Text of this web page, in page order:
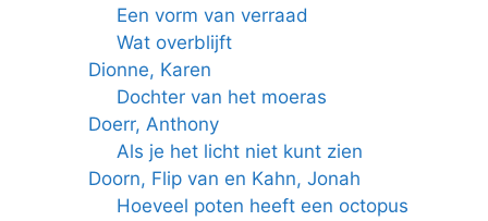
Een vorm van verraad
Wat overblijft
Dionne, Karen
Dochter van het moeras
Doerr, Anthony
Als je het licht niet kunt zien
Doorn, Flip van en Kahn, Jonah
Hoeveel poten heeft een octopus